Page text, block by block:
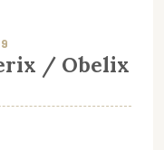
/ Obelix